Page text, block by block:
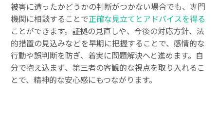
被害に遭ったかどうかの判断がつかない場合でも、専門
機関に相談することで正確な見立てとアドバイスを得る
ことができます。証拠の見直しや、今後の対応方針、法
的措置の見込みなどを早期に把握することで、感情的な
行動や誤判断を防ぎ、着実に問題解決へと進めます。自
分で抱え込まず、第三者の客観的な視点を取り入れるこ
とで、精神的な安心感にもつながります。